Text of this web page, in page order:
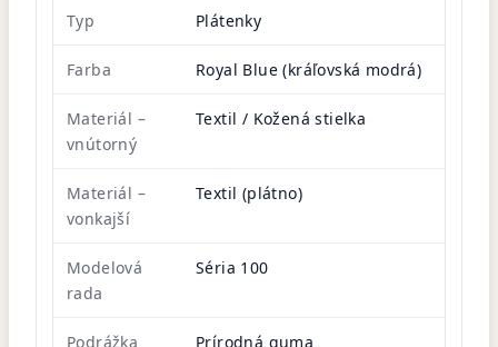
Typ Plátenky
Farba Royal Blue (kráľovská modrá)
Materiál –
vnútorný
Textil / Kožená stielka
Materiál –
vonkajší
Textil (plátno)
Modelová
rada
Séria 100
Podrážka Prírodná guma